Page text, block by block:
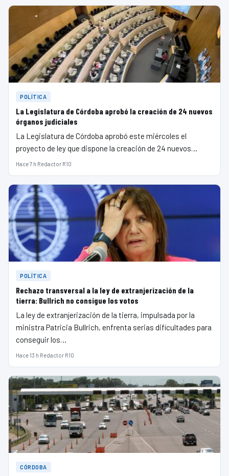
POLÍTICA
La Legislatura de Córdoba aprobó la creación de 24 nuevos
órganos judiciales
La Legislatura de Córdoba aprobó este miércoles el
proyecto de ley que dispone la creación de 24 nuevos…
Hace 7 h·Redactor R10
POLÍTICA
Rechazo transversal a la ley de extranjerización de la
tierra: Bullrich no consigue los votos
La ley de extranjerización de la tierra, impulsada por la
ministra Patricia Bullrich, enfrenta serias dificultades para
conseguir los…
Hace 13 h·Redactor R10
CÓRDOBA